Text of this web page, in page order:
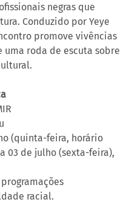
negras que
Conduzido por Yeye
promove vivências
roda de escuta sobre
(quinta-feira, horário
03 de julho (sexta-feira),
racial.